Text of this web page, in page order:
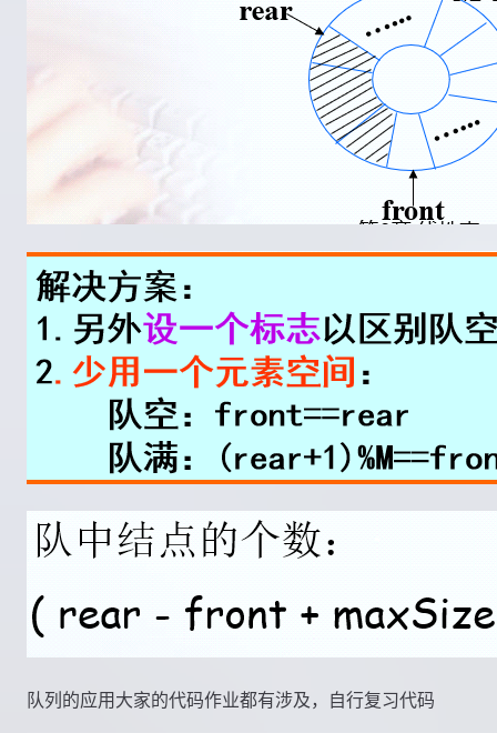
队列的应用大家的代码作业都有涉及，自行复习代码